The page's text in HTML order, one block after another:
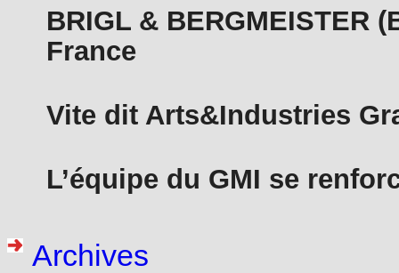
BRIGL & BERGMEISTER
France
Vite dit Arts&Industries
L’équipe du GMI se
Archives